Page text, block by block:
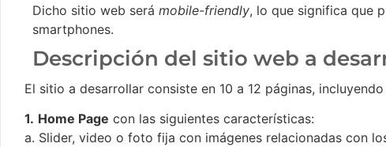
Dicho sitio web será mobile-friendly, lo que significa que
smartphones.
Descripción del sitio web a
El sitio a desarrollar consiste en 10 a 12 páginas,
1. Home Page con las siguientes características:
a. Slider, video o foto fija con imágenes relacionadas con